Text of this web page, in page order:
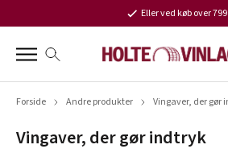
Eller ved køb over
Forside Andre produkter Vingaver, der gør
Vingaver, der gør indtryk